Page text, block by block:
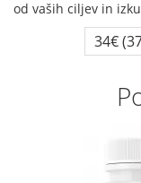
od vaših ciljev in
34€